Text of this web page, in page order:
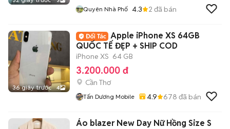
Quyên Nhà Phố 4.3 2 đã bán
36 giây trước 4
Apple iPhone XS 64GB
QUỐC TẾ ĐẸP + SHIP COD
iPhone XS 64 GB
3.200.000 đ
Cần Thơ
Tấn Dương Mobile 4.9 678 đã bán
Áo blazer New Day Nữ Hồng Size S